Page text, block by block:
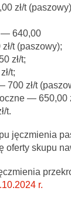
zł/t
— 640,00
t (paszowy);
zł/t;
t;
700 zł/t
— 650,00
t.
jęczmienia
skupu
r.